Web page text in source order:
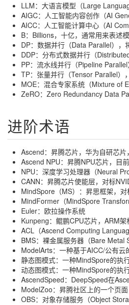
LLM：大语言模型（Large
AIGC：人工智能内容创作（AI
AICC：人工智能计算中心（AI
B：Billions，十亿，通常用来表述
DP：数据并行（Data Parallel），
DDP：分布式数据并行（
PP：流水线并行（Pipeline
TP：张量并行（Tensor Parallel）
MOE：混合专家系统（Mixture of
ZeRO：Zero Redundancy Data
进阶术语
Ascend：昇腾芯片，华为自研芯
Ascend NPU：昇腾NPU芯片，目
NPU：深度学习处理器（Neural
CANN：昇腾芯片使能层，对标
MindSpore（MS）：昇思框架，
MindFormer（MindSpore
Euler：欧拉操作系统
Kunpeng：鲲鹏CPU芯片，ARM
ACL（Ascend Computing
BMS：裸金属服务器（Bare Metal
ModelArts：一种基于AICC/公有云
静态图模式：一种MindSpore的执
动态图模式：一种MindSpore的执
AscendSpeed：DeepSpeed在
ModelZoo：昇腾社区上的一个页
OBS：对象存储服务（Object